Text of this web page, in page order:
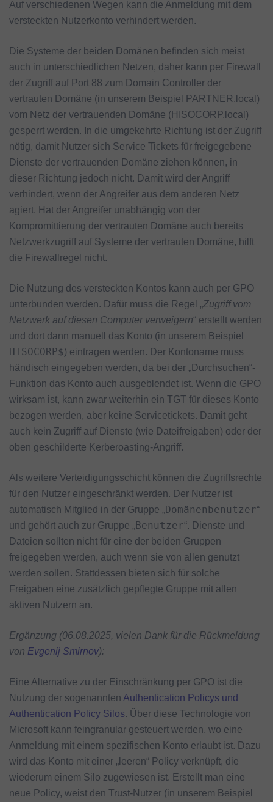
Auf verschiedenen Wegen kann die Anmeldung mit dem
versteckten Nutzerkonto verhindert werden.
Die Systeme der beiden Domänen befinden sich meist
auch in unterschiedlichen Netzen, daher kann per Firewall
der Zugriff auf Port 88 zum Domain Controller der
vertrauten Domäne (in unserem Beispiel PARTNER.local)
vom Netz der vertrauenden Domäne (HISOCORP.local)
gesperrt werden. In die umgekehrte Richtung ist der Zugriff
nötig, damit Nutzer sich Service Tickets für freigegebene
Dienste der vertrauenden Domäne ziehen können, in
dieser Richtung jedoch nicht. Damit wird der Angriff
verhindert, wenn der Angreifer aus dem anderen Netz
agiert. Hat der Angreifer unabhängig von der
Kompromittierung der vertrauten Domäne auch bereits
Netzwerkzugriff auf Systeme der vertrauten Domäne, hilft
die Firewallregel nicht.
Die Nutzung des versteckten Kontos kann auch per GPO
unterbunden werden. Dafür muss die Regel „Zugriff vom
Netzwerk auf diesen Computer verweigern“ erstellt werden
und dort dann manuell das Konto (in unserem Beispiel
HISOCORP$) eintragen werden. Der Kontoname muss
händisch eingegeben werden, da bei der „Durchsuchen“-
Funktion das Konto auch ausgeblendet ist. Wenn die GPO
wirksam ist, kann zwar weiterhin ein TGT für dieses Konto
bezogen werden, aber keine Servicetickets. Damit geht
auch kein Zugriff auf Dienste (wie Dateifreigaben) oder der
oben geschilderte Kerberoasting-Angriff.
Als weitere Verteidigungsschicht können die Zugriffsrechte
für den Nutzer eingeschränkt werden. Der Nutzer ist
automatisch Mitglied in der Gruppe „Domänenbenutzer“
und gehört auch zur Gruppe „Benutzer“. Dienste und
Dateien sollten nicht für eine der beiden Gruppen
freigegeben werden, auch wenn sie von allen genutzt
werden sollen. Stattdessen bieten sich für solche
Freigaben eine zusätzlich gepflegte Gruppe mit allen
aktiven Nutzern an.
Ergänzung (06.08.2025, vielen Dank für die Rückmeldung
von Evgenij Smirnov):
Eine Alternative zu der Einschränkung per GPO ist die
Nutzung der sogenannten Authentication Policys und
Authentication Policy Silos. Über diese Technologie von
Microsoft kann feingranular gesteuert werden, wo eine
Anmeldung mit einem spezifischen Konto erlaubt ist. Dazu
wird das Konto mit einer „leeren“ Policy verknüpft, die
wiederum einem Silo zugewiesen ist. Erstellt man eine
neue Policy, weist den Trust-Nutzer (in unserem Beispiel